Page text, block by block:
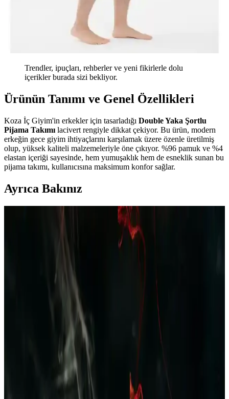
Trendler, ipuçları, rehberler ve yeni fikirlerle dolu
içerikler burada sizi bekliyor.
Ürünün Tanımı ve Genel Özellikleri
Koza İç Giyim'in erkekler için tasarladığı Double Yaka Şortlu
Pijama Takımı lacivert rengiyle dikkat çekiyor. Bu ürün, modern
erkeğin gece giyim ihtiyaçlarını karşılamak üzere özenle üretilmiş
olup, yüksek kaliteli malzemeleriyle öne çıkıyor. %96 pamuk ve %4
elastan içeriği sayesinde, hem yumuşaklık hem de esneklik sunan bu
pijama takımı, kullanıcısına maksimum konfor sağlar.
Ayrıca Bakınız
Polar Erkek Pijama Takımı Bordo Lacivert Ekose
Desenli Kış İçin Şık ve Konforlu Giyim Seçeneği
Kış ayları için tasarlanan polar erkek pijama takımı, yumuşak
dokusu ve şık ekose desenleriyle rahatlık ve stil sunar, uzun ömürlü
ve kolay bakım avantajıyla evde konfor sağlar.
Erkek Yazlık Pijama Altları: Rahat ve Şık
Seçenekler ile Yaz Aylarında Konfor
Yazlık erkek pijama altları hafif, nefes alabilir kumaşlardan üretilir,
çeşitli modeller ve desenlerde bulunur, uygun fiyat ve kalite dengesi
önemlidir, yaz aylarında rahatlık sağlar.
Dockers 226324 Kahverengi Erkek Terlik: Şıklık ve
Konforu Bir Arada Sunan Modern Tasarım
Dockers 226324 kahverengi erkek terlik, şık tasarımı ve ortopedik